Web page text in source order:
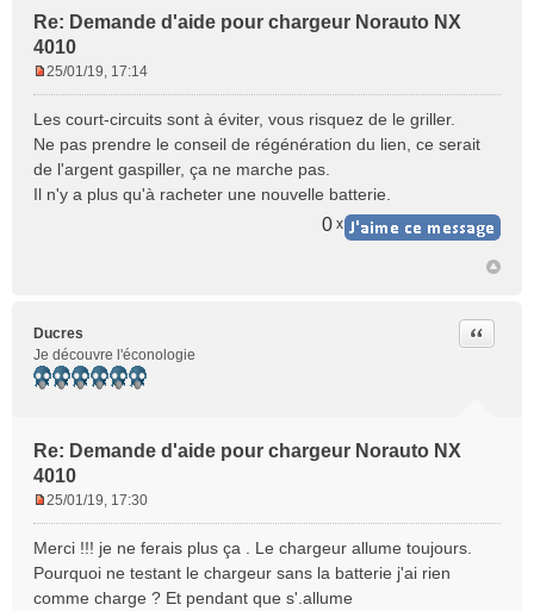
Re: Demande d'aide pour chargeur Norauto NX
4010
s
s
a
g
25/01/19, 17:14
Les court-circuits sont à éviter, vous risquez de le griller.
Ne pas prendre le conseil de régénération du lien, ce serait
de l'argent gaspiller, ça ne marche pas.
Il n'y a plus qu'à racheter une nouvelle batterie.
0 x
Ducres
Je découvre l'éconologie
Re: Demande d'aide pour chargeur Norauto NX
4010
Citer
s
s
a
25/01/19, 17:30
Merci !!! je ne ferais plus ça . Le chargeur allume toujours.
Pourquoi ne testant le chargeur sans la batterie j'ai rien
comme charge ? Et pendant que s'.allume